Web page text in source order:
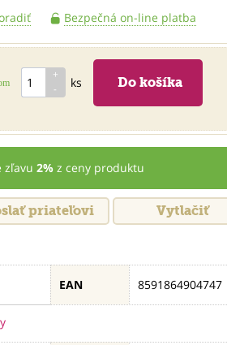
Bezpečná on-line platba
ks
zľavu 2%z ceny produktu
priateľovi Vytlačiť
EAN 8591864904747